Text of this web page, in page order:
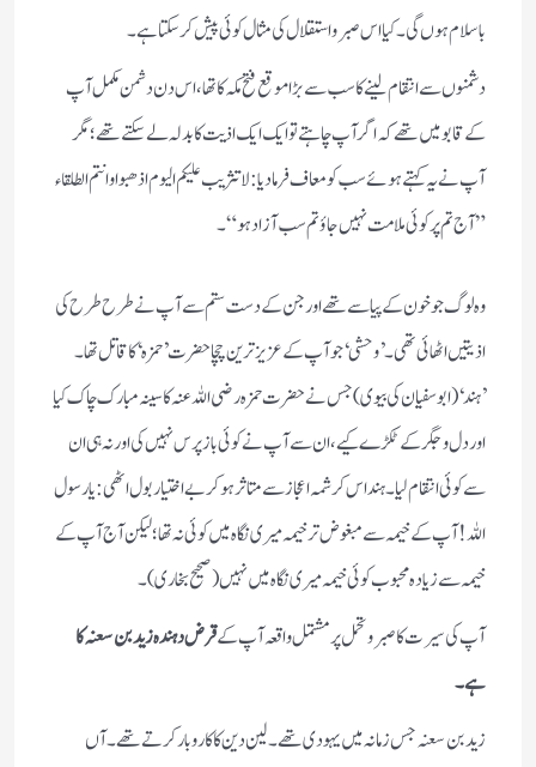
باسلام ہوں گی ۔ کیا اس صبر و استقلال کی مثال کوئی پیش کر سکتا ہے ۔
دشمنوں سے انتقام لینے کا سب سے بڑا موقع فتح مکہ کا تھا ، اس دن دشمن مکمل آپ
کے قابو میں تھے کہ اگر آپ چاہتے تو ایک ایک اذیت کا بدلہ لے سکتے تھے ؛ مگر
آپ نے یہ کہتے ہوئے سب کو معاف فرما دیا : لا تثریب علیکم الیوم اذھبوا وانتم الطلقاء
” آج تم پر کوئی ملامت نہیں جاؤ تم سب آزاد ہو“ ۔
وہ لوگ جو خون کے پیاسے تھے اور جن کے دست ستم سے آپ نے طرح طرح کی
اذیتیں اٹھائی تھی ۔ ’وحشی‘ جو آپ کے عزیز ترین چچا حضرت ’حمزہ‘ کا قاتل تھا ۔
’ہند‘ (ابو سفیان کی بیوی) جس نے حضرت حمزہ رضی اللہ عنہ کا سینہ مبارک چاک کیا
اور دل و جگر کے ٹکڑے کیے ، ان سے آپ نے کوئی باز پرس نہیں کی اور نہ ہی ان
سے کوئی انتقام لیا ۔ ہند اس کرشمہ اعجاز سے متاثر ہو کر بے اختیار بول اٹھی : یا رسول
اللہ ! آپ کے خیمہ سے مبغوض تر خیمہ میری نگاہ میں کوئی نہ تھا ؛ لیکن آج آپ کے
خیمہ سے زیادہ محبوب کوئی خیمہ میری نگاہ میں نہیں (صحیح بخاری) ۔
آپ کی سیرت کا صبر و تحمل پر مشتمل واقعہ آپ کےقرض دہندہ زید بن سعنہ کا
ہے۔
زید بن سعنہ جس زمانہ میں یہودی تھے ۔ لین دین کا کاروبار کرتے تھے ۔ آں